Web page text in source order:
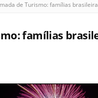
de Turismo: famílias
famílias